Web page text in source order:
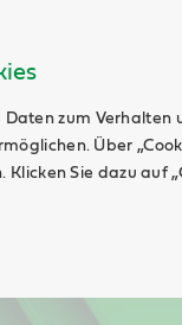
zum Verhalten
Über
Sie dazu auf